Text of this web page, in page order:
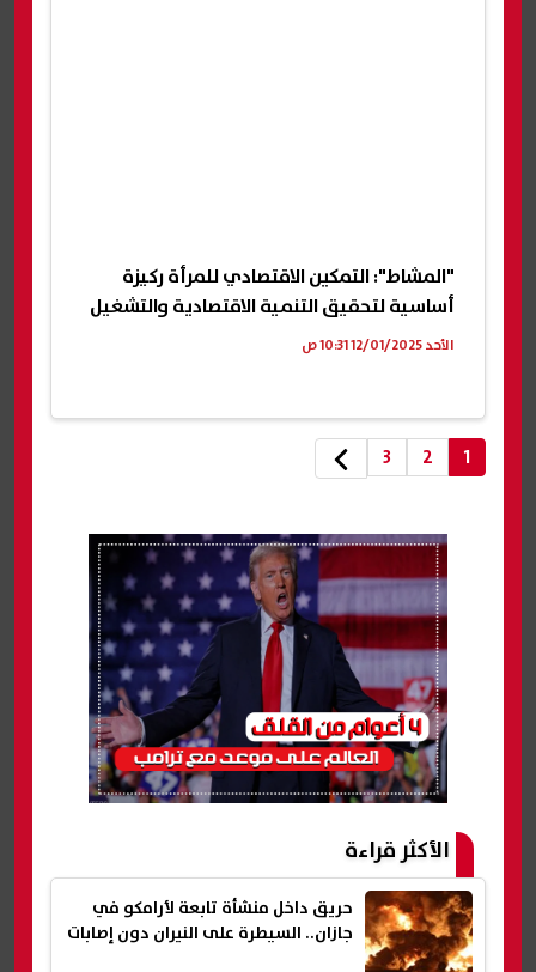
"المشاط": التمكين الاقتصادي للمرأة ركيزة
أساسية لتحقيق التنمية الاقتصادية والتشغيل
الأحد 12/01/2025 10:31 ص
1
2
3
الأكثر قراءة
حريق داخل منشأة تابعة لأرامكو في
جازان.. السيطرة على النيران دون إصابات